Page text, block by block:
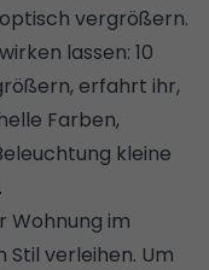
vergrößern.
lassen: 10
, erfahrt ihr,
Farben,
kleine
Wohnung im
Stil verleihen. Um